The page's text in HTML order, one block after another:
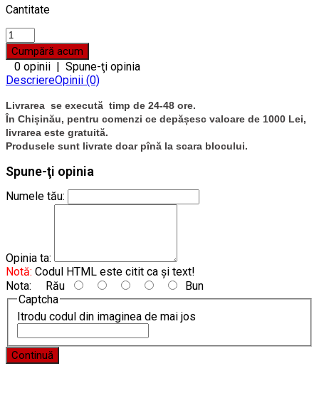
Cantitate
0 opinii | Spune-ţi opinia
DescriereOpinii (0)
Livrarea se execută timp de 24-48 ore.
În Chișinău, pentru comenzi ce depășesc valoare de 1000 Lei,
livrarea este gratuită.
Produsele sunt livrate doar pînă la scara blocului.
Spune-ţi opinia
Numele tău:
Opinia ta:
Notă: Codul HTML este citit ca şi text!
Nota: Rău
Bun
Captcha
Itrodu codul din imaginea de mai jos
Continuă